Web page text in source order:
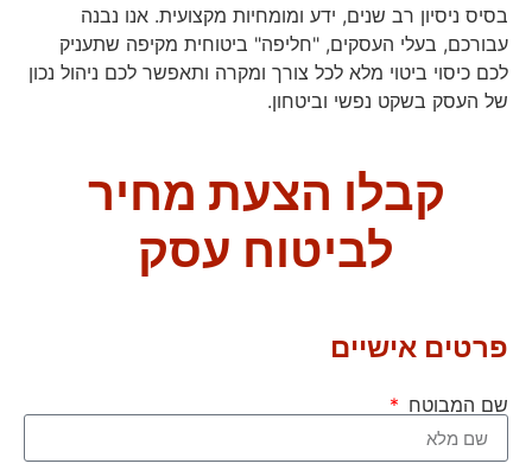
בסיס ניסיון רב שנים, ידע ומומחיות מקצועית. אנו נבנה
עבורכם, בעלי העסקים, "חליפה" ביטוחית מקיפה שתעניק
לכם כיסוי ביטוי מלא לכל צורך ומקרה ותאפשר לכם ניהול נכון
של העסק בשקט נפשי וביטחון.
קבלו הצעת מחיר
לביטוח עסק
פרטים אישיים
שם המבוטח